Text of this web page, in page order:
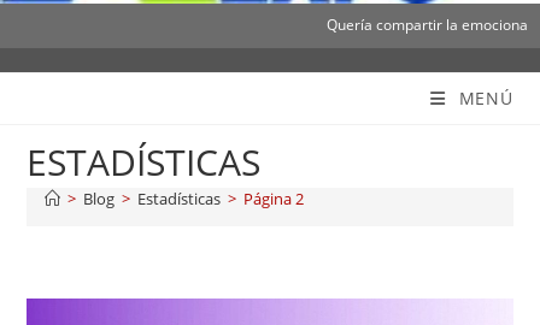
Quería compartir la
MENÚ
ESTADÍSTICAS
> Blog > Estadísticas > Página 2